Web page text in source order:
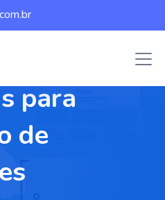
para
de